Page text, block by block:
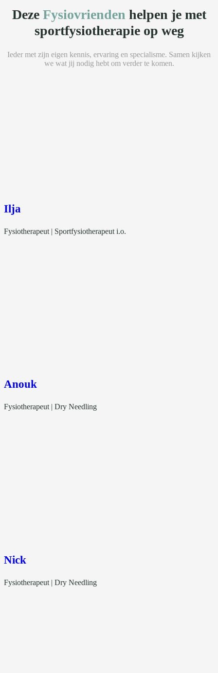
Deze Fysiovrienden helpen je met
sportfysiotherapieop weg
Ieder met zijn eigen kennis, ervaring en specialisme. Samen kijken
we wat jij nodig hebt om verder te komen.
Ilja
Fysiotherapeut | Sportfysiotherapeut i.o.
Anouk
Fysiotherapeut | Dry Needling
Nick
Fysiotherapeut | Dry Needling